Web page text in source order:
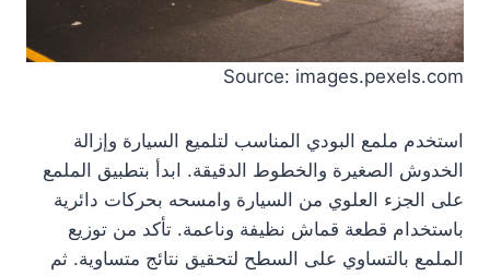
Source: images.pexels.com
استخدم ملمع البودي المناسب لتلميع السيارة وإزالة
الخدوش الصغيرة والخطوط الدقيقة. ابدأ بتطبيق الملمع
على الجزء العلوي من السيارة وامسحه بحركات دائرية
باستخدام قطعة قماش نظيفة وناعمة. تأكد من توزيع
الملمع بالتساوي على السطح لتحقيق نتائج متساوية. ثم